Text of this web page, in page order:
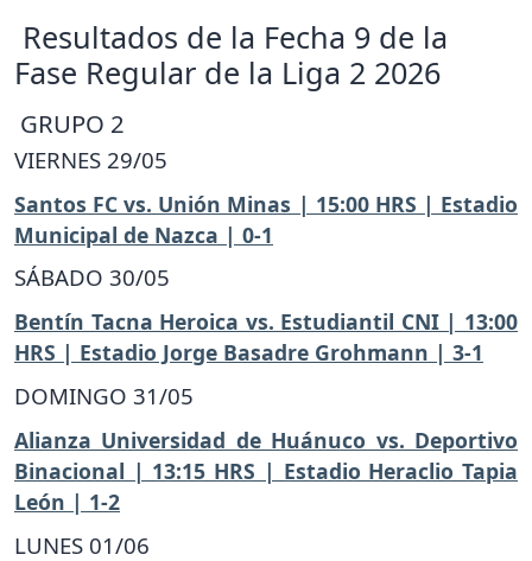
Resultados de la Fecha 9 de la
Fase Regular de la Liga 2 2026
GRUPO 2
VIERNES 29/05
Santos FC vs. Unión Minas | 15:00 HRS | Estadio
Municipal de Nazca | 0-1
SÁBADO 30/05
Bentín Tacna Heroica vs. Estudiantil CNI | 13:00
HRS | Estadio Jorge Basadre Grohmann | 3-1
DOMINGO 31/05
Alianza Universidad de Huánuco vs. Deportivo
Binacional | 13:15 HRS | Estadio Heraclio Tapia
León | 1-2
LUNES 01/06